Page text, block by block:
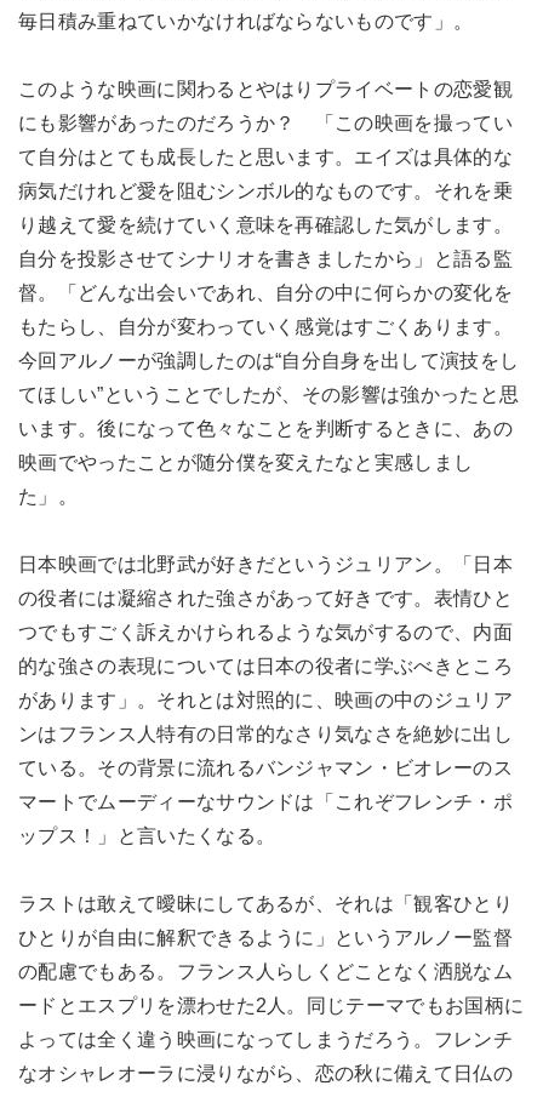
毎日積み重ねていかなければならないものです」。
このような映画に関わるとやはりプライベートの恋愛観
にも影響があったのだろうか？ 「この映画を撮ってい
て自分はとても成長したと思います。エイズは具体的な
病気だけれど愛を阻むシンボル的なものです。それを乗
り越えて愛を続けていく意味を再確認した気がします。
自分を投影させてシナリオを書きましたから」と語る監
督。「どんな出会いであれ、自分の中に何らかの変化を
もたらし、自分が変わっていく感覚はすごくあります。
今回アルノーが強調したのは“自分自身を出して演技をし
てほしい”ということでしたが、その影響は強かったと思
います。後になって色々なことを判断するときに、あの
映画でやったことが随分僕を変えたなと実感しまし
た」。
日本映画では北野武が好きだというジュリアン。「日本
の役者には凝縮された強さがあって好きです。表情ひと
つでもすごく訴えかけられるような気がするので、内面
的な強さの表現については日本の役者に学ぶべきところ
があります」。それとは対照的に、映画の中のジュリア
ンはフランス人特有の日常的なさり気なさを絶妙に出し
ている。その背景に流れるバンジャマン・ビオレーのス
マートでムーディーなサウンドは「これぞフレンチ・ポ
ップス！」と言いたくなる。
ラストは敢えて曖昧にしてあるが、それは「観客ひとり
ひとりが自由に解釈できるように」というアルノー監督
の配慮でもある。フランス人らしくどことなく洒脱なム
ードとエスプリを漂わせた2人。同じテーマでもお国柄に
よっては全く違う映画になってしまうだろう。フレンチ
なオシャレオーラに浸りながら、恋の秋に備えて日仏の